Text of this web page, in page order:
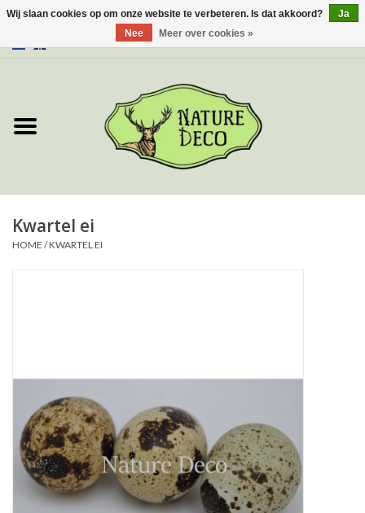
Over ons
Nieuw
Prepareerbenodigdheden
Lijsten & Stolpen
Schedels & skeletten
Kwartel ei
HOME /KWARTEL EI
Wij slaan cookies op om onze website te verbeteren. Is dat akkoord?
Ja
Nee
Meer over cookies »